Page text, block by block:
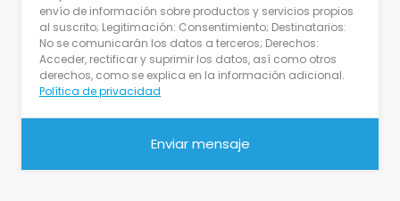
envío de información sobre productos y servicios propios
al suscrito; Legitimación: Consentimiento; Destinatarios:
No se comunicarán los datos a terceros; Derechos:
Acceder, rectificar y suprimir los datos, así como otros
derechos, como se explica en la información adicional.
Política de privacidad